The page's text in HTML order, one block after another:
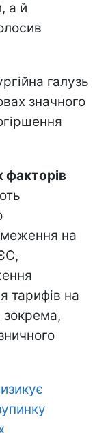
а й
галузь
значного
факторів
на
тарифів на
зокрема,